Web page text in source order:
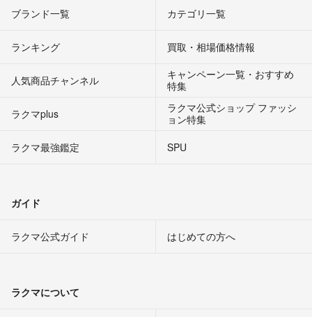
ブランド一覧 カテゴリ一覧
ランキング 買取・相場価格情報
人気商品チャンネル
キャンペーン一覧・おすすめ
特集
ラクマplus
ラクマ公式ショップ ファッシ
ョン特集
ラクマ最強鑑定
SPU
ガイド
ラクマ公式ガイド はじめての方へ
ラクマについて